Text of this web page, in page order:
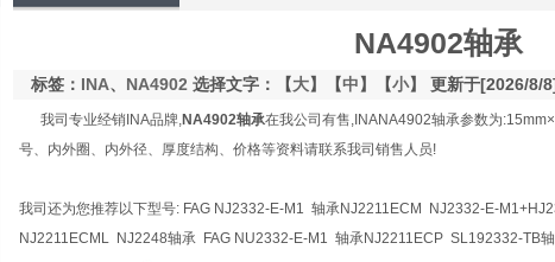
NA4902轴承
标签： INA、 NA4902 选择文字：【大】【中】【小】 更新于[2026/8/
我司专业经销INA品牌,NA4902轴承在我公司有售,INANA4902轴承参数为
号、内外圈、内外径、厚度结构、价格等资料请联系我司销售人员!
我司还为您推荐以下型号: FAG NJ2332-E-M1 轴承NJ2211ECM NJ2332-E-
NJ2211ECML NJ2248轴承 FAG NU2332-E-M1 轴承NJ2211ECP SL192332-TB